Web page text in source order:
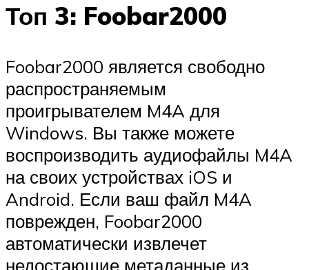
Топ 3: Foobar2000
Foobar2000 является свободно
распространяемым
проигрывателем M4A для
Windows. Вы также можете
воспроизводить аудиофайлы M4A
на своих устройствах iOS и
Android. Если ваш файл M4A
поврежден, Foobar2000
автоматически извлечет
недостающие метаданные из